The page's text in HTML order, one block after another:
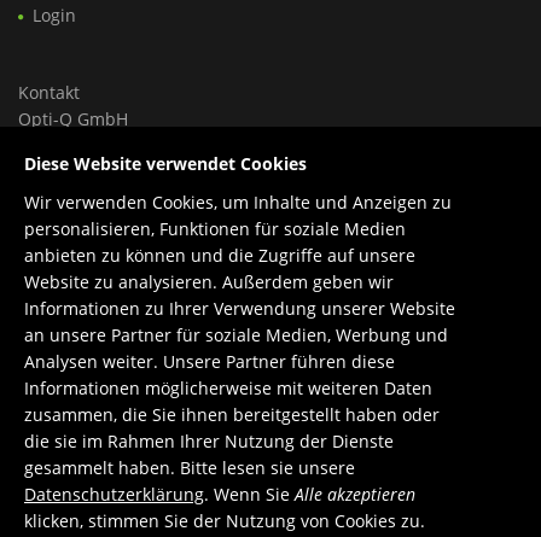
Login
Kontakt
Opti-Q GmbH
1030 Wien, Österreich
Tel.: +43 699 150 84 588
Support: +43 660 1960 270
E-Mail:office@opti-q.com
Support:support@opti-q.com
Diese Website verwendet Cookies
Wir verwenden Cookies, um Inhalte und Anzeigen zu
personalisieren, Funktionen für soziale Medien
anbieten zu können und die Zugriffe auf unsere
Website zu analysieren. Außerdem geben wir
Informationen zu Ihrer Verwendung unserer Website
an unsere Partner für soziale Medien, Werbung und
Analysen weiter. Unsere Partner führen diese
Informationen möglicherweise mit weiteren Daten
zusammen, die Sie ihnen bereitgestellt haben oder
die sie im Rahmen Ihrer Nutzung der Dienste
gesammelt haben. Bitte lesen sie unsere
Datenschutzerklärung. Wenn SieAlle akzeptieren
klicken, stimmen Sie der Nutzung von Cookies zu.